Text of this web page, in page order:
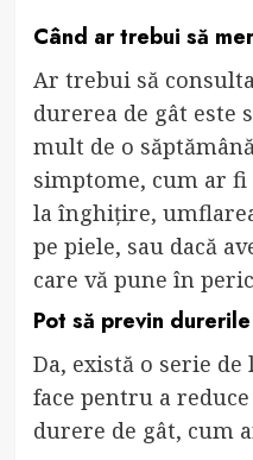
Când ar trebui să
Ar trebui să
durerea de gât este
mult de o
simptome, cum ar
la înghițire,
pe piele, sau dacă
care vă pune în
Pot să previn
Da, există o serie
face pentru a
durere de gât, cum